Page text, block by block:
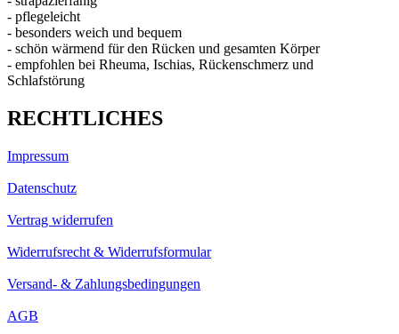
- pflegeleicht
- besonders weich und bequem
- schön wärmend für den Rücken und gesamten Körper
- empfohlen bei Rheuma, Ischias, Rückenschmerz und
Schlafstörung
RECHTLICHES
Impressum
Datenschutz
Vertrag widerrufen
Widerrufsrecht & Widerrufsformular
Versand- & Zahlungsbedingungen
AGB